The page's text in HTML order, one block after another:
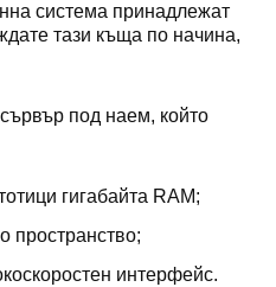
система принадлежат
тази къща по начина,
под наем, който
гигабайта RAM;
пространство;
интерфейс.